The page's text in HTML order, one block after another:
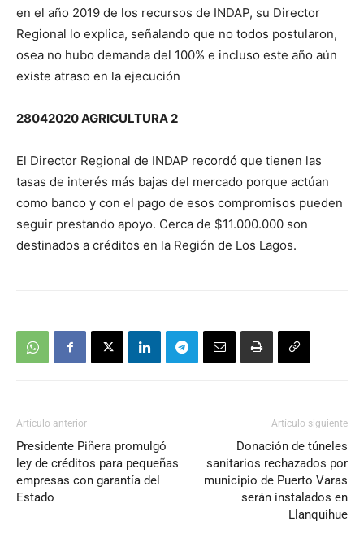
en el año 2019 de los recursos de INDAP, su Director
Regional lo explica, señalando que no todos postularon,
osea no hubo demanda del 100% e incluso este año aún
existe atraso en la ejecución
28042020 AGRICULTURA 2
El Director Regional de INDAP recordó que tienen las
tasas de interés más bajas del mercado porque actúan
como banco y con el pago de esos compromisos pueden
seguir prestando apoyo. Cerca de $11.000.000 son
destinados a créditos en la Región de Los Lagos.
Artículo anterior
Presidente Piñera promulgó
ley de créditos para pequeñas
empresas con garantía del
Estado
Artículo siguiente
Donación de túneles
sanitarios rechazados por
municipio de Puerto Varas
serán instalados en
Llanquihue